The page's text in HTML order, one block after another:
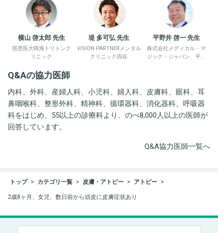
横山 啓太郎 先生
慈恵医大晴海トリトンク
リニック
堤 多可弘 先生
VISION PARTNERメンタル
クリニック四谷
平野井 啓一 先生
株式会社メディカル・マ
ジック・ジャパン、平野
Q&Aの協力医師
内科、外科、産婦人科、小児科、婦人科、皮膚科、眼科、耳
鼻咽喉科、整形外科、精神科、循環器科、消化器科、呼吸器
科をはじめ、55以上の診療科より、のべ8,000人以上の医師が
回答しています。
Q&A協力医師一覧へ
トップ カテゴリ一覧 皮膚・アトピー アトピー
2歳8ヶ月、女児、数日前から頭皮に皮膚症状あり